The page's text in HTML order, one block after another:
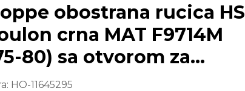
obostrana rucica HS
crna MAT F9714M
80) sa otvorom za
(garnitura)
HO-11645295